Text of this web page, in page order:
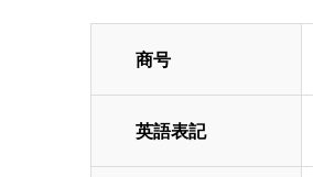
商号
英語表記